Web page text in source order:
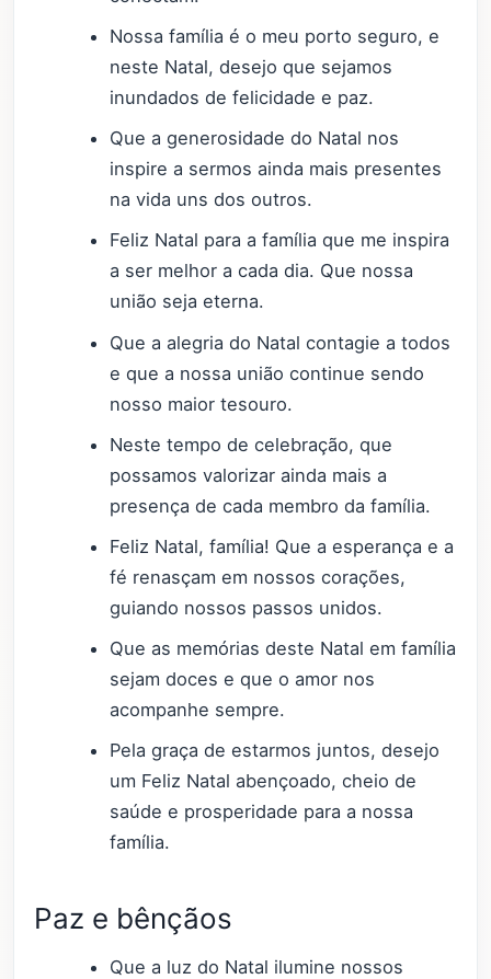
Nossa família é o meu porto seguro, e
neste Natal, desejo que sejamos
inundados de felicidade e paz.
Que a generosidade do Natal nos
inspire a sermos ainda mais presentes
na vida uns dos outros.
Feliz Natal para a família que me inspira
a ser melhor a cada dia. Que nossa
união seja eterna.
Que a alegria do Natal contagie a todos
e que a nossa união continue sendo
nosso maior tesouro.
Neste tempo de celebração, que
possamos valorizar ainda mais a
presença de cada membro da família.
Feliz Natal, família! Que a esperança e a
fé renasçam em nossos corações,
guiando nossos passos unidos.
Que as memórias deste Natal em família
sejam doces e que o amor nos
acompanhe sempre.
Pela graça de estarmos juntos, desejo
um Feliz Natal abençoado, cheio de
saúde e prosperidade para a nossa
família.
Paz e bênçãos
Que a luz do Natal ilumine nossos